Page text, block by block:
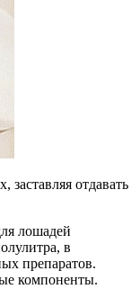
отдавать
лошадей
в
препаратов.
компоненты.